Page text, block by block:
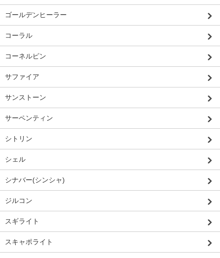
ゴールデンヒーラー
コーラル
コーネルピン
サファイア
サンストーン
サーペンティン
シトリン
シェル
シナバー(シンシャ)
ジルコン
スギライト
スキャポライト